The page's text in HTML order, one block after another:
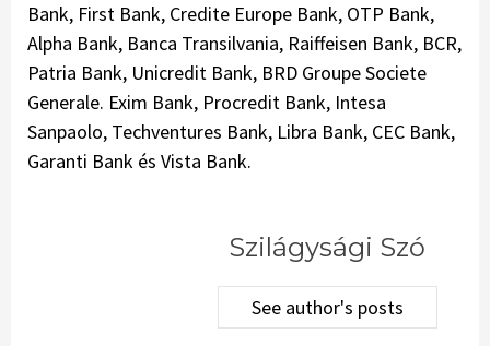
Bank, First Bank, Credite Europe Bank, OTP Bank,
Alpha Bank, Banca Transilvania, Raiffeisen Bank, BCR,
Patria Bank, Unicredit Bank, BRD Groupe Societe
Generale. Exim Bank, Procredit Bank, Intesa
Sanpaolo, Techventures Bank, Libra Bank, CEC Bank,
Garanti Bank és Vista Bank.
Szilágysági Szó
See author's posts